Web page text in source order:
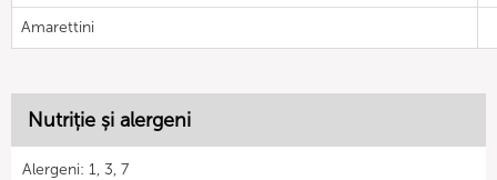
Amarettini
Nutriție și alergeni
Alergeni: 1, 3, 7